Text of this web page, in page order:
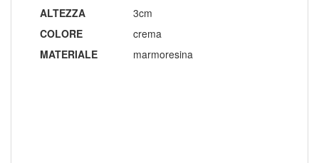
ALTEZZA
3cm
COLORE
crema
MATERIALE
marmoresina